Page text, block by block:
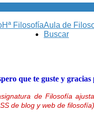
Aula de
Hª Filosofía
Buscar
que te guste y
de Filosofía
de blog y web de filosofía).